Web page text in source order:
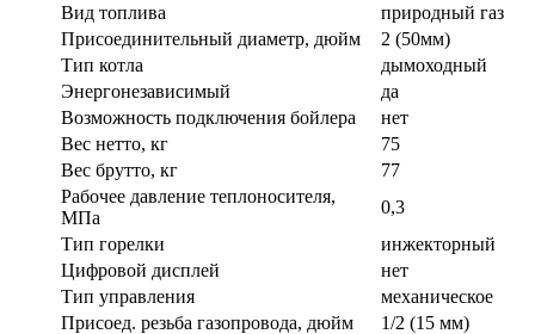
Вид топлива
природный газ
Присоединительный диаметр, дюйм
2 (50мм)
Тип котла
дымоходный
Энергонезависимый
да
Возможность подключения бойлера
нет
Вес нетто, кг
75
Вес брутто, кг
77
Рабочее давление теплоносителя,
МПа
0,3
Тип горелки
инжекторный
Цифровой дисплей
нет
Тип управления
механическое
Присоед. резьба газопровода, дюйм
1/2 (15 мм)